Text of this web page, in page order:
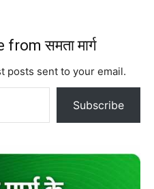
समता मार्ग
posts sent to your email.
Subscribe